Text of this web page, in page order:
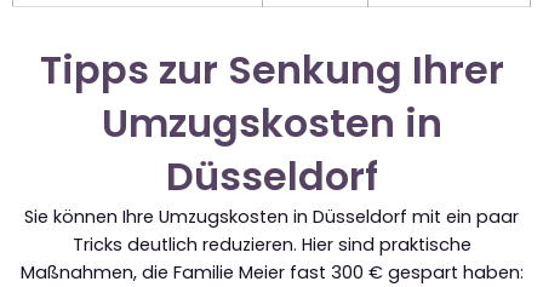
Tipps zur Senkung Ihrer
Umzugskosten in
Düsseldorf
Sie können Ihre Umzugskosten in Düsseldorf mit ein paar
Tricks deutlich reduzieren. Hier sind praktische
Maßnahmen, die Familie Meier fast 300 € gespart haben: